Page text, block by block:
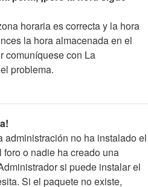
horaria es correcta y la hora
la hora almacenada en el
comuníquese con La
problema.
administración no ha instalado el
o nadie ha creado una
si puede instalar el
Si el paquete no existe,